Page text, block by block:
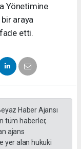
Yönetimine
araya
etti.
Haber Ajansı
tüm haberler,
ajans
yer alan hukuki